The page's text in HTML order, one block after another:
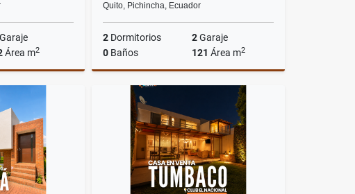
Garaje
Área m2
Quito, Pichincha, Ecuador
2 Dormitorios 2Garaje
0 Baños 121 Área m2